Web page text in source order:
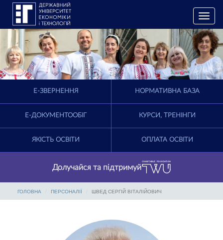
T
o
g
g
l
e
n
i
a
E-ЗВЕРНЕННЯ НОРМАТИВНА БАЗА
Е-ДОКУМЕНТООБІГ КУРСИ, ТРЕНІНГИ
ЯКІСТЬ ОСВІТИ ОПЛАТА ОСВІТИ
Долучайся та підтримуй
ГОЛОВНА ПЕРСОНАЛІЇ ШВЕД СЕРГІЙ ВІТАЛІЙОВИЧ